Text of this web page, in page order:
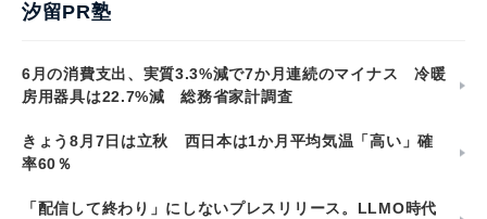
汐留PR塾
6月の消費支出、実質3.3%減で7か月連続のマイナス 冷暖
房用器具は22.7%減 総務省家計調査
きょう8月7日は立秋 西日本は1か月平均気温「高い」確
率60％
「配信して終わり」にしないプレスリリース。LLMO時代